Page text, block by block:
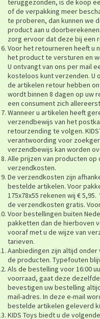
teruggezonden, is de koop
of de verpakking meer
te proberen, dan kunnen we
product aan u
zorg ervoor dat deze bij een
Voor het retourneren heeft u
het product te versturen en
U ontvangt van ons per mail
kosteloos kunt verzenden. U
de artikelen retour hebben
wordt binnen 8 dagen op uw
een consument zich
Wanneer u artikelen heeft
verzendbewijs van het
retourzending te volgen.
verantwoording voor
verzendbewijs kan worden
Alle prijzen van producten op
verzendkosten.
De verzendkosten zijn
bestelde artikelen. Voor
175x78x55 rekenen wij €
de verzendkosten gratis.
Voor bestellingen buiten
pakketten dan de hierboven
vooraf met u de wijze van
tarieven.
Aanbiedingen zijn altijd
de producten. Typefouten
Als de bestelling voor 16:00
voorraad, gaat deze
bevestigen uw bestelling
mail-adres. In deze e-mail
bestelde artikelen geleverd
KIDS Toys biedt u de